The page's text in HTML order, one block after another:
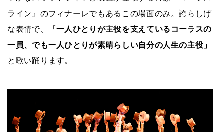
ライン』のフィナーレでもあるこの場面のみ。誇らしげ
な表情で、
「一人ひとりが主役を支えているコーラスの
一員、でも一人ひとりが素晴らしい自分の人生の主役」
と歌い踊ります。